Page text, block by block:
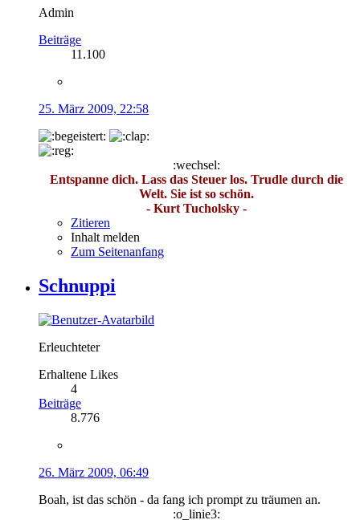
Admin
Beiträge
11.100
25. März 2009, 22:58
:wechsel:
Entspanne dich. Lass das Steuer los. Trudle durch die
Welt. Sie ist so schön.
- Kurt Tucholsky -
Zitieren
Inhalt melden
Zum Seitenanfang
Schnuppi
Erleuchteter
Erhaltene Likes
4
Beiträge
8.776
26. März 2009, 06:49
Boah, ist das schön - da fang ich prompt zu träumen an.
:o_linie3: